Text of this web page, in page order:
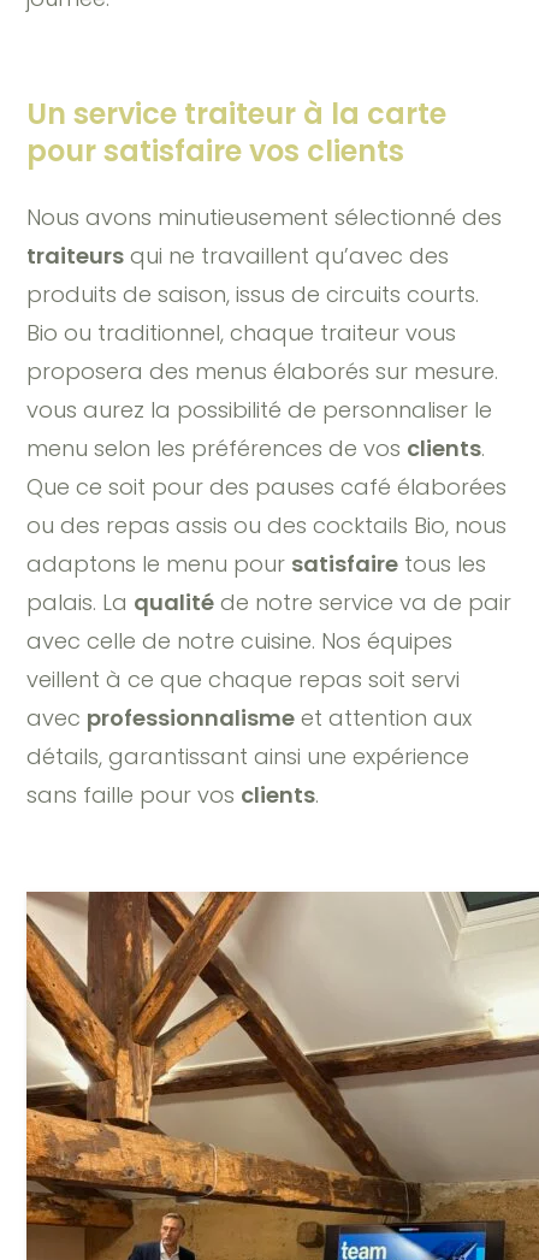
Un service traiteur à la carte
pour satisfaire vos clients
Nous avons minutieusement sélectionné des
traiteurs qui ne travaillent qu’avec des
produits de saison, issus de circuits courts.
Bio ou traditionnel, chaque traiteur vous
proposera des menus élaborés sur mesure.
vous aurez la possibilité de personnaliser le
menu selon les préférences de vos clients.
Que ce soit pour des pauses café élaborées
ou des repas assis ou des cocktails Bio, nous
adaptons le menu pour satisfaire tous les
palais. La qualité de notre service va de pair
avec celle de notre cuisine. Nos équipes
veillent à ce que chaque repas soit servi
avec professionnalisme et attention aux
détails, garantissant ainsi une expérience
sans faille pour vos clients.